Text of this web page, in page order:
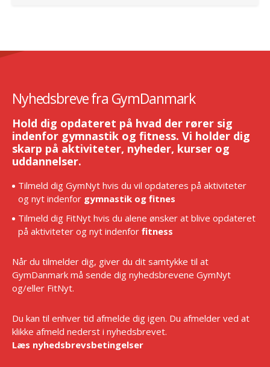
Nyhedsbreve fra GymDanmark
Hold dig opdateret på hvad der rører sig
indenfor gymnastik og fitness. Vi holder dig
skarp på aktiviteter, nyheder, kurser og
uddannelser.
Tilmeld dig GymNyt hvis du vil opdateres på aktiviteter
og nyt indenfor gymnastik og fitnes
Tilmeld dig FitNyt hvis du alene ønsker at blive opdateret
på aktiviteter og nyt indenfor fitness
Når du tilmelder dig, giver du dit samtykke til at
GymDanmark må sende dig nyhedsbrevene GymNyt
og/eller FitNyt.
Du kan til enhver tid afmelde dig igen. Du afmelder ved at
klikke afmeld nederst i nyhedsbrevet.
Læs nyhedsbrevsbetingelser